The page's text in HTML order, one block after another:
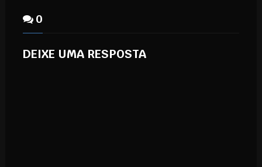
0
DEIXE UMA RESPOSTA